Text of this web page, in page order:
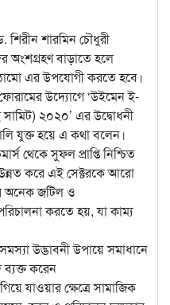
শিরীন শারমিন চৌধুরী
অংশগ্রহণ বাড়াতে হলে
এর উপযোগী করতে হবে।
উদ্যোগে ‘উইমেন ই-
সামিট) ২০২০’ এর উদ্বোধনী
যুক্ত হয়ে এ কথা বলেন।
থেকে সুফল প্রাপ্তি নিশ্চিত
করে এই সেক্টরকে আরো
অনেক জটিল ও
করতে হয়, যা কাম্য
উদ্ভাবনী উপায়ে সমাধানে
করেন
যাওয়ার ক্ষেত্রে সামাজিক